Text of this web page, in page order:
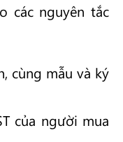
các nguyên tắc
cùng mẫu và ký
của người mua